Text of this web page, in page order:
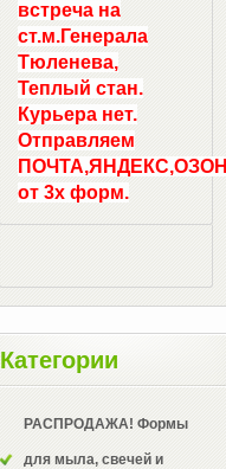
встреча на
ст.м.Генерала
Тюленева,
Теплый стан.
Курьера нет.
Отправляем
ПОЧТА,ЯНДЕКС,ОЗОН
от 3х форм.
Категории
РАСПРОДАЖА! Формы
для мыла, свечей и